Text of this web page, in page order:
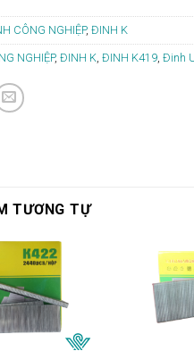
CÔNG NGHIỆP, ĐINH K
NGHIỆP, ĐINH K, ĐINH K419, Đinh
TƯƠNG TỰ